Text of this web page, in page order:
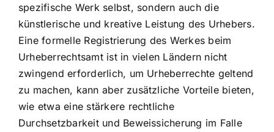
spezifische Werk selbst, sondern auch die
künstlerische und kreative Leistung des Urhebers.
Eine formelle Registrierung des Werkes beim
Urheberrechtsamt ist in vielen Ländern nicht
zwingend erforderlich, um Urheberrechte geltend
zu machen, kann aber zusätzliche Vorteile bieten,
wie etwa eine stärkere rechtliche
Durchsetzbarkeit und Beweissicherung im Falle